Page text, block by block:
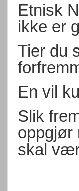
Etnisk
ikke er
Tier du
En vil
Slik
oppgjør
skal